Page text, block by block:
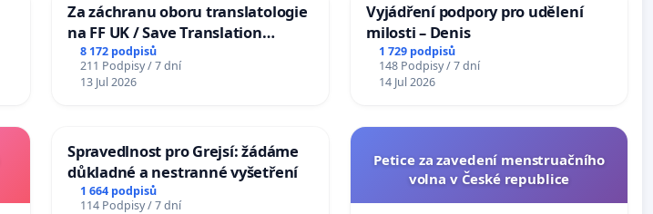
Za záchranu oboru translatologie
na FF UK / Save Translation
Studies at the Faculty of Arts,
Charles University
8 172 podpisů
211 Podpisy / 7 dní
13 Jul 2026
Vyjádření podpory pro udělení
milosti – Denis
1 729 podpisů
148 Podpisy / 7 dní
14 Jul 2026
Spravedlnost pro Grejsí: žádáme
důkladné a nestranné vyšetření
1 664 podpisů
114 Podpisy / 7 dní
Petice za zavedení menstruačního
volna v České republice